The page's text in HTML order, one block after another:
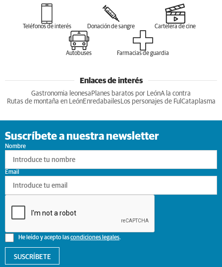
Teléfonos de interés Donación de sangre Cartelera de cine
Autobuses Farmacias de guardia
Enlaces de interés
Gastronomia leonesa Planes baratos por LeónA la contra
Rutas de montaña en LeónEnredabailesLos personajes de Ful Cataplasma
Suscríbete a nuestra newsletter
Nombre
He leído y acepto lascondiciones legales.
Email
SUSCRÍBETE